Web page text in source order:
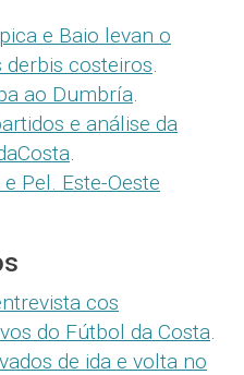
e Baio levan o
costeiros.
ao Dumbría.
e análise da
.
Pel. Este-Oeste
cos
do Fútbol da Costa.
de ida e volta no